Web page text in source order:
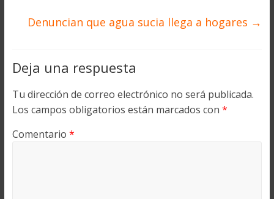
Denuncian que agua sucia llega a hogares →
Deja una respuesta
Tu dirección de correo electrónico no será publicada.
Los campos obligatorios están marcados con *
Comentario *